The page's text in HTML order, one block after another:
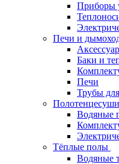
Приборы
Печи и
Баки и
Печи
Трубы
Водяные
Тёплые полы
Водяные